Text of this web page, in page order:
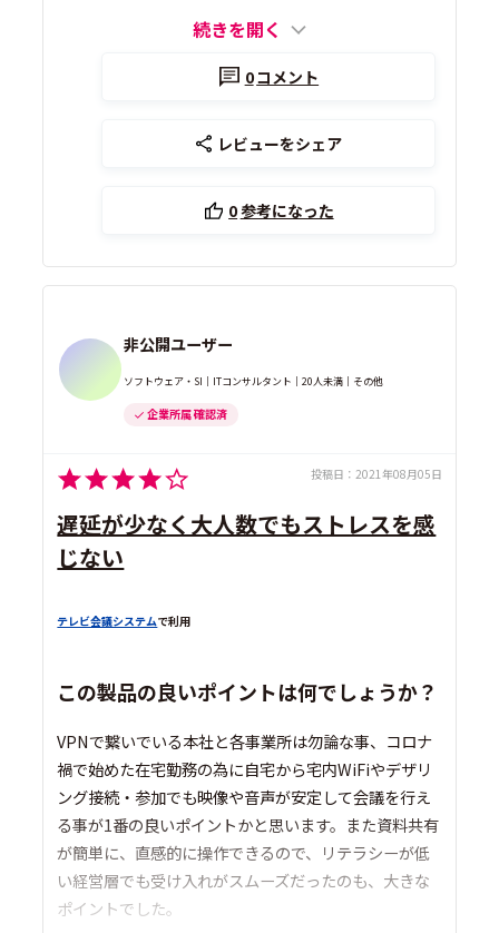
続きを開く
0コメント
レビューをシェア
0参考になった
非公開ユーザー
ソフトウェア・SI｜ITコンサルタント｜20人未満｜その他
企業所属 確認済
投稿日： 2021年08月05日
遅延が少なく大人数でもストレスを感
じない
テレビ会議システムで利用
この製品の良いポイントは何でしょうか？
VPNで繋いでいる本社と各事業所は勿論な事、コロナ
禍で始めた在宅勤務の為に自宅から宅内WiFiやデザリ
ング接続・参加でも映像や音声が安定して会議を行え
る事が1番の良いポイントかと思います。また資料共有
が簡単に、直感的に操作できるので、リテラシーが低
い経営層でも受け入れがスムーズだったのも、大きな
ポイントでした。